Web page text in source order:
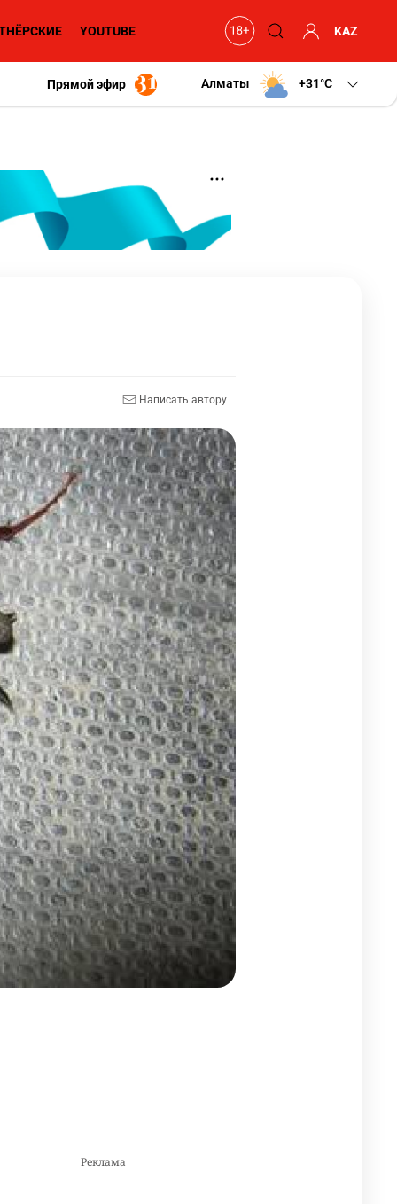
YOUTUBE KAZ
Прямой эфир Алматы +31 C
Написать автору